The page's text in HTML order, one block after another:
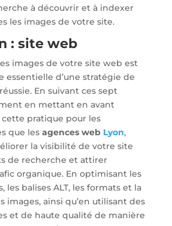
à découvrir et à indexer
les images de votre site.
: site web
images de votre site web est
essentielle d’une stratégie de
En suivant ces sept
en mettant en avant
cette pratique pour les
que les agences web Lyon,
la visibilité de votre site
de recherche et attirer
organique. En optimisant les
les balises ALT, les formats et la
images, ainsi qu’en utilisant des
et de haute qualité de manière